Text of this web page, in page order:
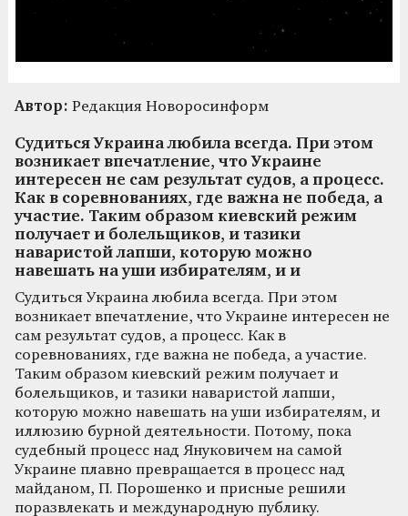
Автор: Редакция Новоросинформ
Судиться Украина любила всегда. При этом
возникает впечатление, что Украине
интересен не сам результат судов, а процесс.
Как в соревнованиях, где важна не победа, а
участие. Таким образом киевский режим
получает и болельщиков, и тазики
наваристой лапши, которую можно
навешать на уши избирателям, и и
Судиться Украина любила всегда. При этом
возникает впечатление, что Украине интересен не
сам результат судов, а процесс. Как в
соревнованиях, где важна не победа, а участие.
Таким образом киевский режим получает и
болельщиков, и тазики наваристой лапши,
которую можно навешать на уши избирателям, и
иллюзию бурной деятельности. Потому, пока
судебный процесс над Януковичем на самой
Украине плавно превращается в процесс над
майданом, П. Порошенко и присные решили
поразвлекать и международную публику.